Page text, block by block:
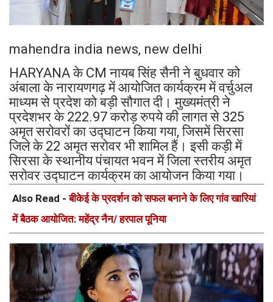
mahendra india news, new delhi
HARYANA के CM नायब सिंह सैनी ने बुधवार को
अंबाला के नारायणगढ़ में आयोजित कार्यक्रम में वर्चुअल
माध्यम से प्रदेश को बड़ी सौगात दी। मुख्यमंत्री ने
प्रदेशभर के 222.97 करोड़ रुपये की लागत से 325
अमृत सरोवरों का उद्घाटन किया गया, जिसमें सिरसा
जिले के 22 अमृत सरोवर भी शामिल हैं। इसी कड़ी में
सिरसा के स्थानीय पंचायत भवन में जिला स्तरीय अमृत
सरोवर उद्घाटन कार्यक्रम का आयोजन किया गया।
Also Read -बीकेई के प्रदर्शन को सफल बनाने के लिए गांव खारियां
में बैठक आयोजित: महेंद्र नैन/ हरपाल पूनिया